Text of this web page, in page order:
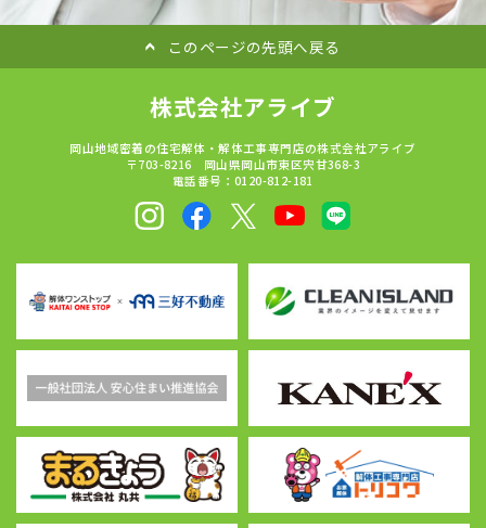
このページの先頭へ戻る
株式会社アライブ
岡山地域密着の住宅解体・解体工事専門店の株式会社アライブ
〒703-8216 岡山県岡山市東区宍甘368-3
電話番号：0120-812-181